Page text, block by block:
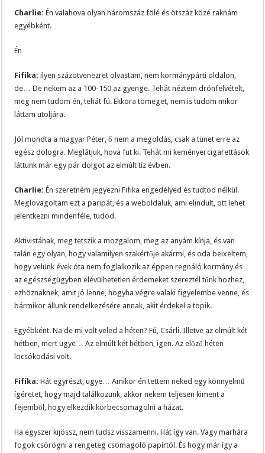
Charlie: Én valahova olyan háromszáz fölé és ötszáz közé raknám
egyébként.
Én
Fifika: ilyen százötvenezret olvastam, nem kormánypárti oldalon,
de… De nekem az a 100-150 az gyenge. Tehát néztem drónfelvételt,
meg nem tudom én, tehát fú. Ekkora tömeget, nem is tudom mikor
láttam utoljára.
Jól mondta a magyar Péter, ő nem a megoldás, csak a tünet erre az
egész dologra. Meglátjuk, hova fut ki. Tehát mi keményei cigarettások
láttunk már egy pár dolgot az elmúlt tíz évben.
Charlie: Én szeretném jegyezni Fifika engedélyed és tudtod nélkül.
Meglovagoltam ezt a paripát, és a weboldaluk, ami elindult, ott lehet
jelentkezni mindenféle, tudod.
Aktivistának, meg tetszik a mozgalom, meg az anyám kínja, és van
talán egy olyan, hogy valamilyen szakértője akármi, és oda beixeltem,
hogy velünk évek óta nem foglalkozik az éppen regnáló kormány és
az egészségügyben elévülhetetlen érdemeket szereztél tűnk hozhez,
ezhöznaknek, amit jó lenne, hogyha végre valaki figyelembe venne, és
bármikor állunk rendelkezésére annak, akit érdekel a topik.
Egyébként. Na de mi volt veled a héten? Fú, Csárli. Illetve az elmúlt két
hétben, mert ugye… Az elmúlt két hétben, igen. Az előző héten
locsókodási volt.
Fifika: Hát egyrészt, ugye… Amikor én tettem neked egy könnyelmű
ígéretet, hogy majd találkozunk, akkor nekem teljesen kiment a
fejemből, hogy elkezdik körbecsomagolni a házat.
Ha egyszer kijössz, nem tudsz visszamenni. Hát így van. Vagy marhára
fogok csörögni a rengeteg csomagoló papírtól. És hogy már így a